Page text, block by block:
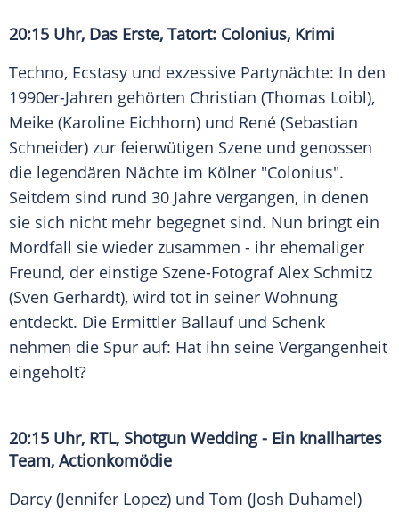
20:15 Uhr, Das Erste, Tatort: Colonius, Krimi
Techno, Ecstasy und exzessive Partynächte: In den
1990er-Jahren gehörten Christian (Thomas Loibl),
Meike (Karoline Eichhorn) und René (Sebastian
Schneider) zur feierwütigen Szene und genossen
die legendären Nächte im Kölner "Colonius".
Seitdem sind rund 30 Jahre vergangen, in denen
sie sich nicht mehr begegnet sind. Nun bringt ein
Mordfall sie wieder zusammen - ihr ehemaliger
Freund, der einstige Szene-Fotograf Alex Schmitz
(Sven Gerhardt), wird tot in seiner Wohnung
entdeckt. Die Ermittler Ballauf und Schenk
nehmen die Spur auf: Hat ihn seine Vergangenheit
eingeholt?
20:15 Uhr, RTL, Shotgun Wedding- Ein knallhartes
Team, Actionkomödie
Darcy (Jennifer Lopez) und Tom (Josh Duhamel)